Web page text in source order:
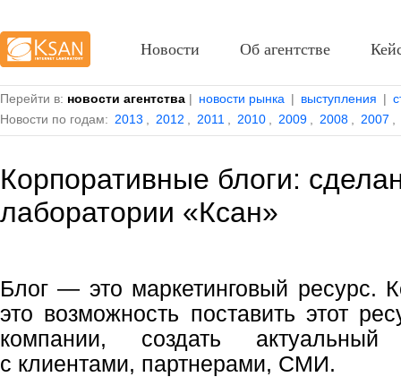
Перейти в: новости агентства | новости рынка | выступления |
Новости по годам: 2013 2012 2011 2010 2009 2008 2007
Корпоративные блоги:
лаборатории «Ксан»
Блог — это маркетинговый ресурс.
это возможность поставить этот
компании, создать
с клиентами, партнерами, СМИ.
Новости Об агентстве